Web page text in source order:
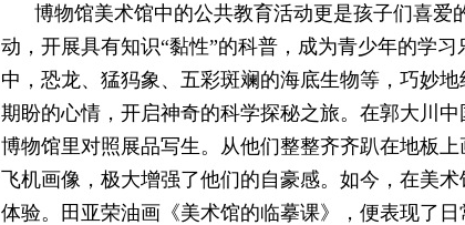
博物馆美术馆中的公共教育活动更是孩子们喜
动，开展具有知识“黏性”的科普，成为青少年的学
中，恐龙、猛犸象、五彩斑斓的海底生物等，巧妙
期盼的心情，开启神奇的科学探秘之旅。在郭大川
博物馆里对照展品写生。从他们整整齐齐趴在地板
飞机画像，极大增强了他们的自豪感。如今，在美
体验。田亚荣油画《美术馆的临摹课》，便表现了